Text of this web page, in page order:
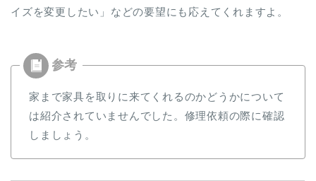
イズを変更したい」などの要望にも応えてくれますよ。
家まで家具を取りに来てくれるのかどうかについて
は紹介されていませんでした。修理依頼の際に確認
しましょう。